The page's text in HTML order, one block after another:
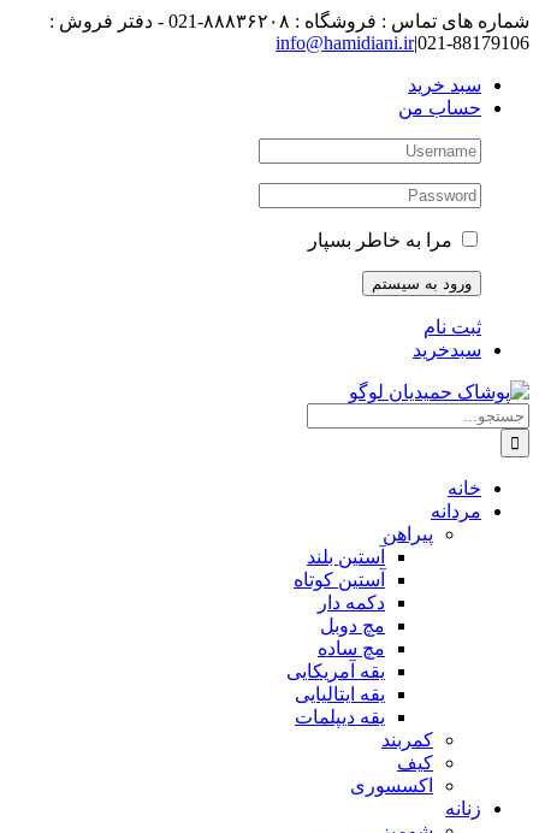
رفتن
به
شماره های تماس : فروشگاه : ۸۸۸۳۶۲۰۸-021 - دفتر فروش :
88179106-021
|
info@hamidiani.ir
سبد خرید
حساب من
مرا به خاطر بسپار
ثبت نام
سبدخرید
جستجو
برای:
خانه
مردانه
پیراهن
آستین بلند
آستین کوتاه
دکمه دار
مچ دوبل
مچ ساده
یقه آمریکایی
یقه ایتالیایی
یقه دیپلمات
کمربند
کیف
اکسسوری
زنانه